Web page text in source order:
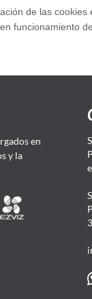
de las
funcionamiento
en
y la